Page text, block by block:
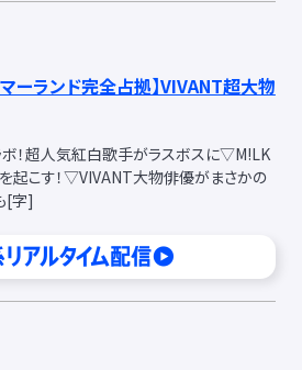
ーランド完全占拠】VIVANT超大物
ボ！超人気紅白歌手がラスボスに▽M!LK
起こす！▽VIVANT大物俳優がまさかの
[字]